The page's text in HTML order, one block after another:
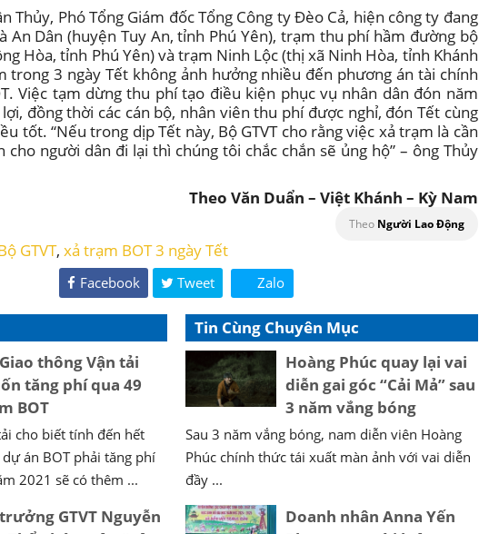
Thủy, Phó Tổng Giám đốc Tổng Công ty Đèo Cả, hiện công ty đang
An Dân (huyện Tuy An, tỉnh Phú Yên), trạm thu phí hầm đường bộ
Hòa, tỉnh Phú Yên) và trạm Ninh Lộc (thị xã Ninh Hòa, tỉnh Khánh
trong 3 ngày Tết không ảnh hưởng nhiều đến phương án tài chính
Việc tạm dừng thu phí tạo điều kiện phục vụ nhân dân đón năm
đồng thời các cán bộ, nhân viên thu phí được nghỉ, đón Tết cùng
tốt. “Nếu trong dịp Tết này, Bộ GTVT cho rằng việc xả trạm là cần
người dân đi lại thì chúng tôi chắc chắn sẽ ủng hộ” – ông Thủy
Theo Văn Duẩn – Việt Khánh – Kỳ Nam
Theo Người Lao Động
GTVT, xả trạm BOT 3 ngày Tết
Facebook Tweet Zalo
thông Vận tải
tăng phí qua 49
BOT
cho biết tính đến hết
án BOT phải tăng phí
2021 sẽ có thêm ...
GTVT Nguyễn
Tin Cùng Chuyên Mục
Hoàng Phúc quay lại vai
diễn gai góc “Cải Mả” sau
3 năm vắng bóng
Sau 3 năm vắng bóng, nam diễn viên Hoàng
Phúc chính thức tái xuất màn ảnh với vai diễn
đầy ...
Doanh nhân Anna Yến